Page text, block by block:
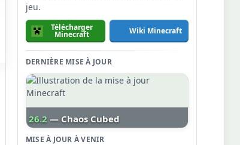
jeu.
Télécharger
Minecraft Wiki Minecraft
DERNIÈRE MISE À JOUR
26.2 — Chaos Cubed
MISE À JOUR À VENIR